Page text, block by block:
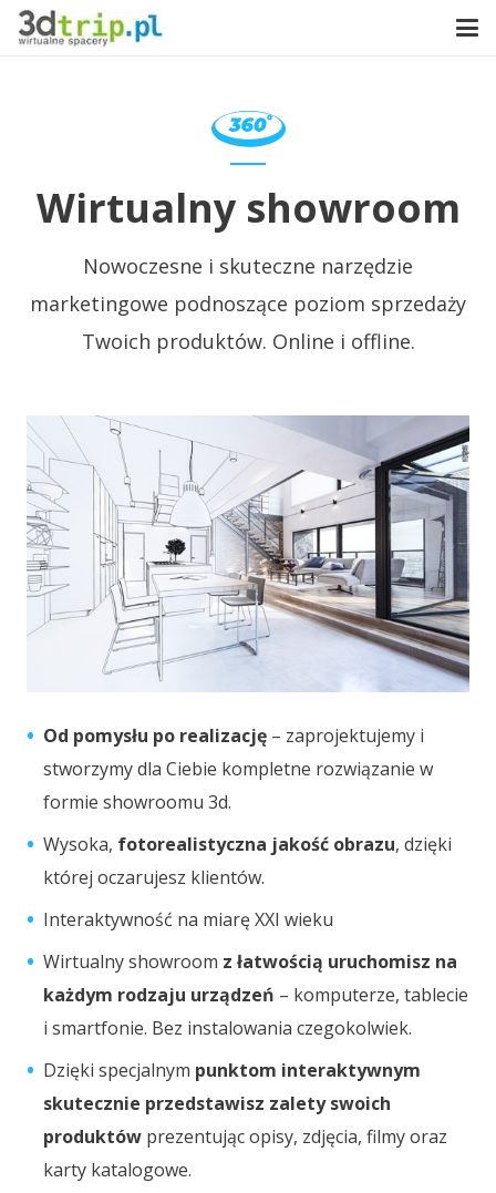
Wirtualny showroom
Nowoczesne i skuteczne narzędzie
marketingowe podnoszące poziom sprzedaży
Twoich produktów. Online i offline.
Od pomysłu po realizację – zaprojektujemy i
stworzymy dla Ciebie kompletne rozwiązanie w
formie showroomu 3d.
Wysoka, fotorealistyczna jakość obrazu, dzięki
której oczarujesz klientów.
Interaktywność na miarę XXI wieku
Wirtualny showroom z łatwością uruchomisz na
każdym rodzaju urządzeń – komputerze, tablecie
i smartfonie. Bez instalowania czegokolwiek.
Dzięki specjalnym punktom interaktywnym
skutecznie przedstawisz zalety swoich
produktów prezentując opisy, zdjęcia, filmy oraz
karty katalogowe.